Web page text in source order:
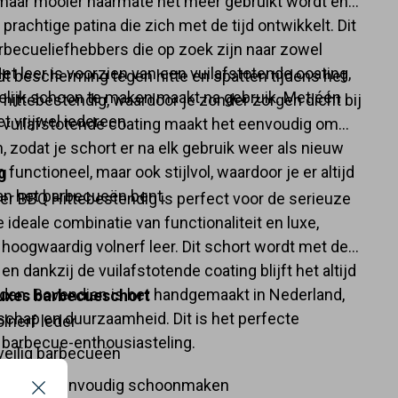
patina die zich met de tijd ontwikkelt. Dit
die op zoek zijn naar zowel
leer is voorzien van een vuilafstotende coating,
schoon te maken maakt na gebruik. Met één
vrijwel iedereen.
bescherming tegen hitte en spatten tijdens het
waardoor je zonder zorgen dicht bij
coating maakt het eenvoudig om
zodat je schort er na elk gebruik weer als nieuw
functioneel, maar ook stijlvol, waardoor je er altijd
het barbecueën bent.
BBQ Hittebestendig is perfect voor de serieuze
ideale combinatie van functionaliteit en luxe,
volnerf leer. Dit schort wordt met de
dankzij de vuilafstotende coating blijft het altijd
Bovendien is het handgemaakt in Nederland,
en duurzaamheid. Dit is het perfecte
enthousiasteling.
barbecueschort
leder
barbecueën
voor eenvoudig schoonmaken